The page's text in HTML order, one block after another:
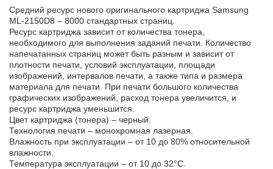
Средний ресурс нового оригинального картриджа Samsung
ML-2150D8 – 8000 стандартных страниц.
Ресурс картриджа зависит от количества тонера,
необходимого для выполнения заданий печати. Количество
напечатанных страниц может быть разным и зависит от
плотности печати, условий эксплуатации, площади
изображений, интервалов печати, а также типа и размера
материала для печати. При печати большого количества
графических изображений, расход тонера увеличится, и
ресурс картриджа уменьшится.
Цвет картриджа (тонера) – черный.
Технология печати – монохромная лазерная.
Влажность при эксплуатации – от 10 до 80% относительной
влажности.
Температура эксплуатации – от 10 до 32°С.